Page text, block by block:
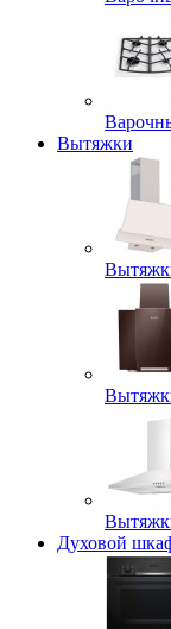
Вытяжки
Духовой